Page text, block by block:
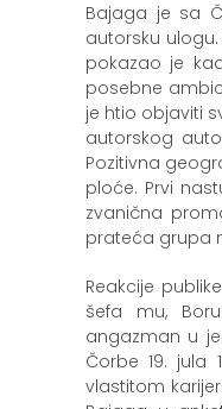
Bajaga je sa
autorsku
pokazao je
posebne
je htio objaviti
autorskog
Pozitivna
ploće. Prvi
zvanična
prateća grupa
Reakcije
šefa mu,
angazman u
Čorbe 19. jula
vlastitom